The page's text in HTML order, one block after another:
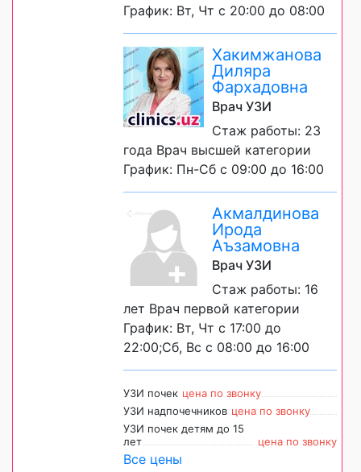
График: Вт, Чт с 20:00 до 08:00
Хакимжанова
Диляра
Фархадовна
Врач УЗИ
Стаж работы: 23
года Врач высшей категории
График: Пн-Сб с 09:00 до 16:00
Акмалдинова
Ирода
Аъзамовна
Врач УЗИ
Стаж работы: 16
лет Врач первой категории
График: Вт, Чт с 17:00 до
22:00;Сб, Вс с 08:00 до 16:00
УЗИ почек цена по звонку
УЗИ надпочечников цена по звонку
УЗИ почек детям до 15
лет
цена по звонку
Все цены